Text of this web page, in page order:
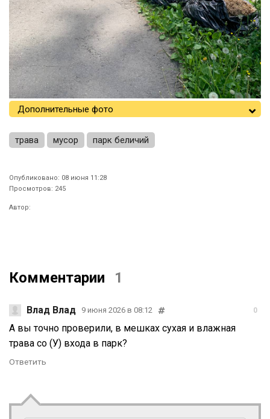
Дополнительные фото
трава мусор парк беличий
Опубликовано: 08 июня 11:28
Просмотров: 245
Автор:
Комментарии 1
Влад Влад 9 июня 2026 в 08:12 0
А вы точно проверили, в мешках сухая и влажная
трава со (У) входа в парк?
Ответить